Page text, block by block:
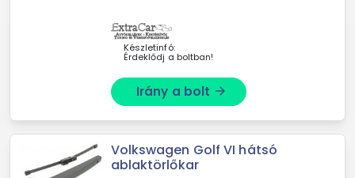
5.3 Flex-Fuel AWD 2006.09-
2013.08CHEVROLET (USA) ...
Készletinfó:
Érdeklődj a boltban!
Irány a bolt arrow_forward
Volkswagen Golf VI hátsó
ablaktörlőkar